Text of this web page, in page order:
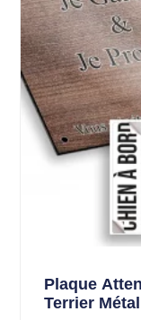
Plaque
Terrier